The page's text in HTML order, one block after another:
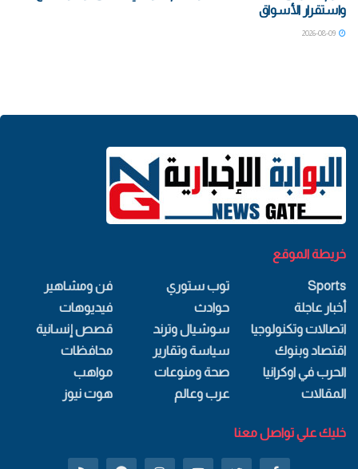
واستقرار الأسواق
2026-08-09
خريطة الموقع
Sports
أخبار عاجلة
اتصالات وتكنولوجيا
اقتصاد وبنوك
الحرب في اوكرانيا
المقالات
توب ستوري
حوادث
سوشيال وترند
سياسة وتقارير
صحة ومنوعات
عرب وعالم
فن ومشاهير
فيديوهات
قصص إنسانية
محافظات
مواهب
هوت نيوز
خليك علي تواصل معنا